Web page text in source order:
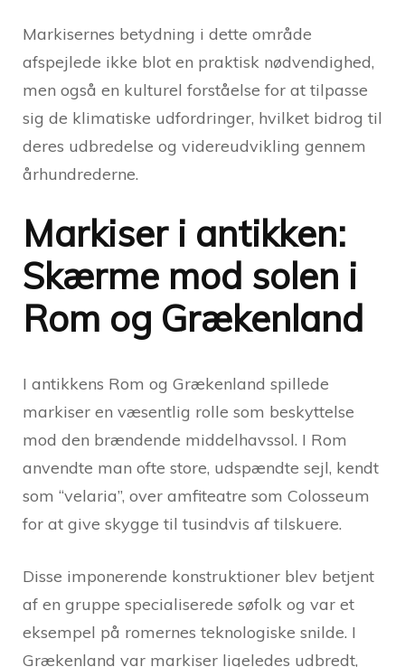
Markisernes betydning i dette område
afspejlede ikke blot en praktisk nødvendighed,
men også en kulturel forståelse for at tilpasse
sig de klimatiske udfordringer, hvilket bidrog til
deres udbredelse og videreudvikling gennem
århundrederne.
Markiser i antikken:
Skærme mod solen i
Rom og Grækenland
I antikkens Rom og Grækenland spillede
markiser en væsentlig rolle som beskyttelse
mod den brændende middelhavssol. I Rom
anvendte man ofte store, udspændte sejl, kendt
som “velaria”, over amfiteatre som Colosseum
for at give skygge til tusindvis af tilskuere.
Disse imponerende konstruktioner blev betjent
af en gruppe specialiserede søfolk og var et
eksempel på romernes teknologiske snilde. I
Grækenland var markiser ligeledes udbredt,